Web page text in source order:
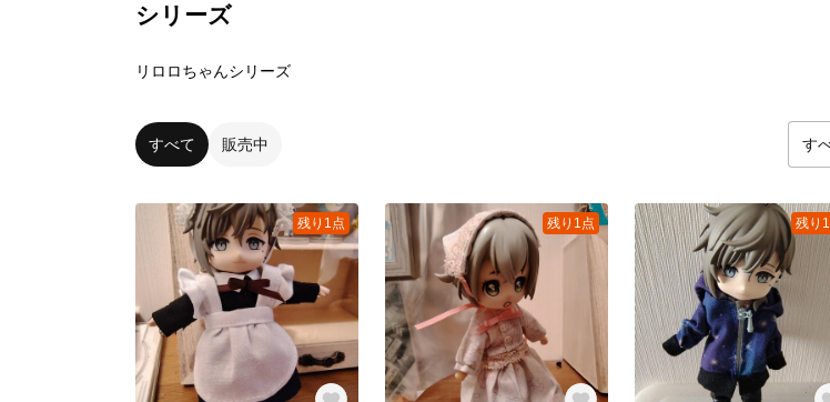
シリーズ
リロロちゃんシリーズ
すべて 販売中
残り1点 残り1点 残り